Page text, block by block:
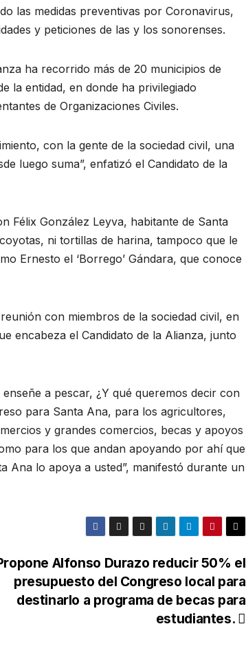
las medidas preventivas por Coronavirus,
y peticiones de las y los sonorenses.
ha recorrido más de 20 municipios de
la entidad, en donde ha privilegiado
de Organizaciones Civiles.
con la gente de la sociedad civil, una
luego suma”, enfatizó el Candidato de la
Félix González Leyva, habitante de Santa
ni tortillas de harina, tampoco que le
Ernesto el ‘Borrego’ Gándara, que conoce
con miembros de la sociedad civil, en
encabeza el Candidato de la Alianza, junto
a pescar, ¿Y qué queremos decir con
para Santa Ana, para los agricultores,
y grandes comercios, becas y apoyos
para los que andan apoyando por ahí que
Ana lo apoya a usted”, manifestó durante un
Alfonso Durazo reducir 50% el
presupuesto del Congreso local para
destinarlo a programa de becas para
estudiantes.